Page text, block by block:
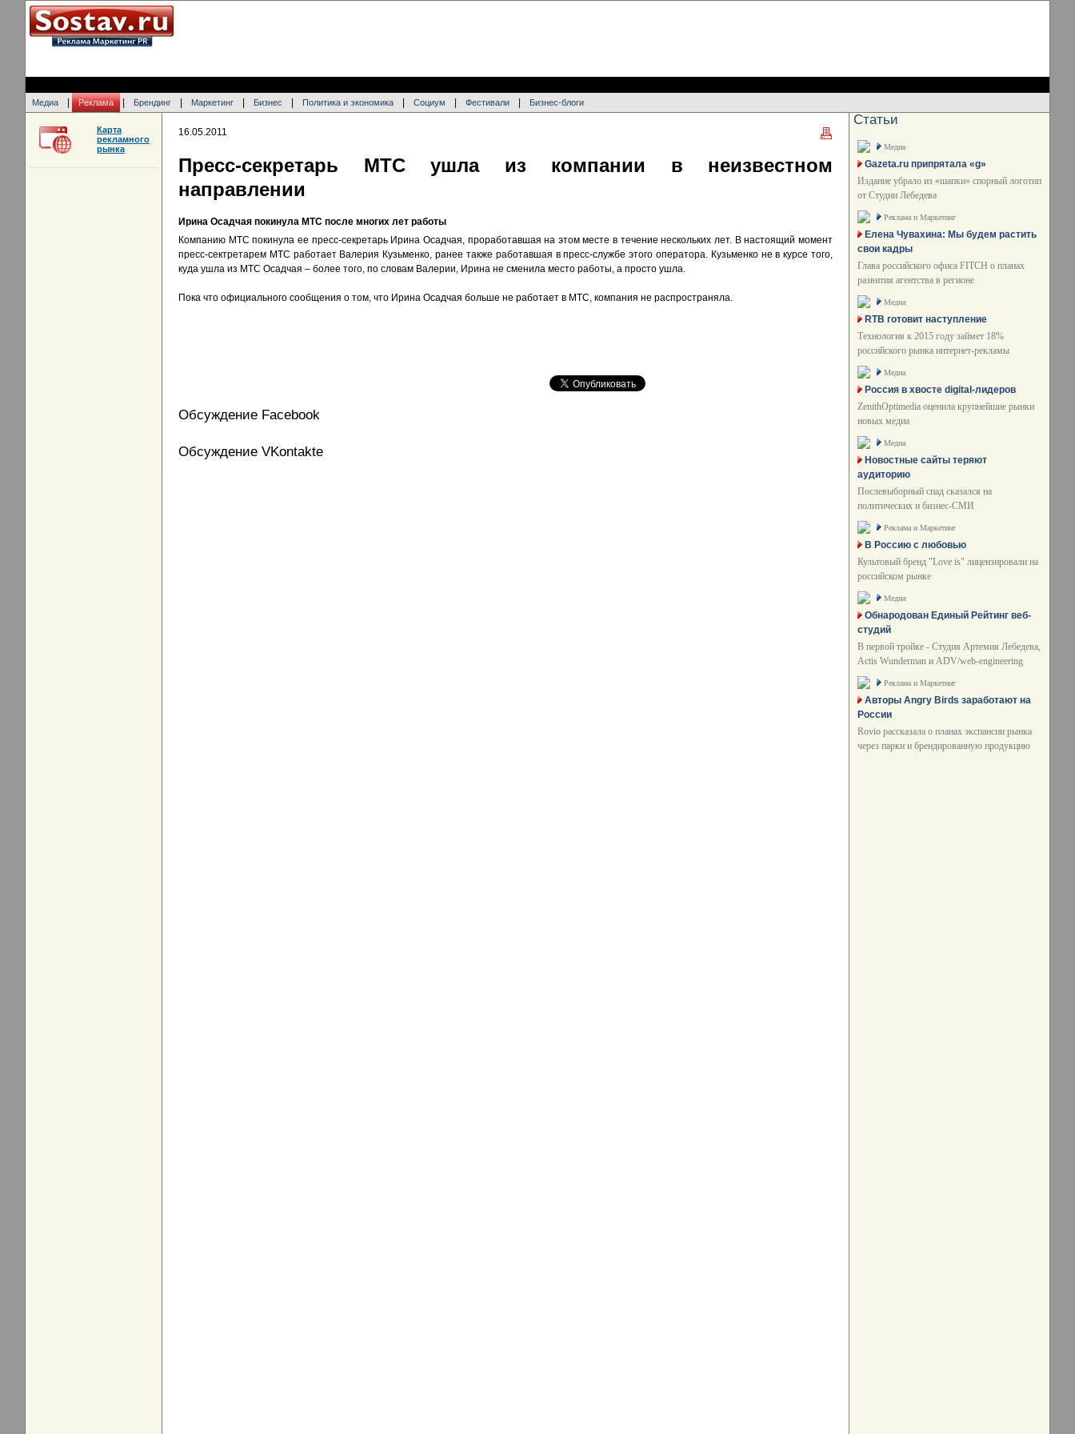
Медиа Реклама Брендинг Маркетинг Бизнес Политика и экономика Социум Фестивали Бизнес-блоги
16.05.2011
Пресс-секретарь МТС ушла из компании в неизвестном
направлении
Ирина Осадчая покинула МТС после многих лет работы
Компанию МТС покинула ее пресс-секретарь Ирина Осадчая, проработавшая на этом месте в течение нескольких лет. В настоящий момент
пресс-сектретарем МТС работает Валерия Кузьменко, ранее также работавшая в пресс-службе этого оператора. Кузьменко не в курсе того,
куда ушла из МТС Осадчая – более того, по словам Валерии, Ирина не сменила место работы, а просто ушла.
Пока что официального сообщения о том, что Ирина Осадчая больше не работает в МТС, компания не распространяла.
Обсуждение Facebook
Обсуждение VKontakte
Карта
рекламного
рынка
Статьи
Медиа
Gazeta.ru припрятала «g»
Издание убрало из «шапки» спорный логотип
от Студии Лебедева
Реклама и Маркетинг
Елена Чувахина: Мы будем растить
свои кадры
Глава российского офиса FITCH о планах
развития агентства в регионе
Медиа
RTB готовит наступление
Технология к 2015 году займет 18%
российского рынка интернет-рекламы
Медиа
Россия в хвосте digital-лидеров
ZenithOptimedia оценила крупнейшие рынки
новых медиа
Медиа
Новостные сайты теряют
аудиторию
Послевыборный спад сказался на
политических и бизнес-СМИ
Реклама и Маркетинг
В Россию с любовью
Культовый бренд "Love is" лицензировали на
российском рынке
Медиа
Обнародован Единый Рейтинг веб-
студий
В первой тройке - Студия Артемия Лебедева,
Actis Wunderman и ADV/web-engineering
Реклама и Маркетинг
Авторы Angry Birds заработают на
России
Rovio рассказала о планах экспансии рынка
через парки и брендированную продукцию